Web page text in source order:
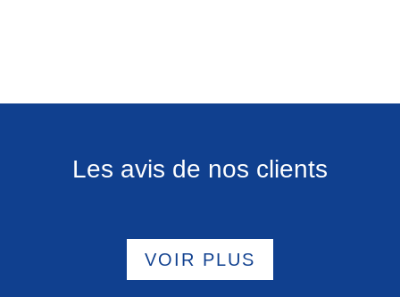
Les avis de nos clients
VOIR PLUS